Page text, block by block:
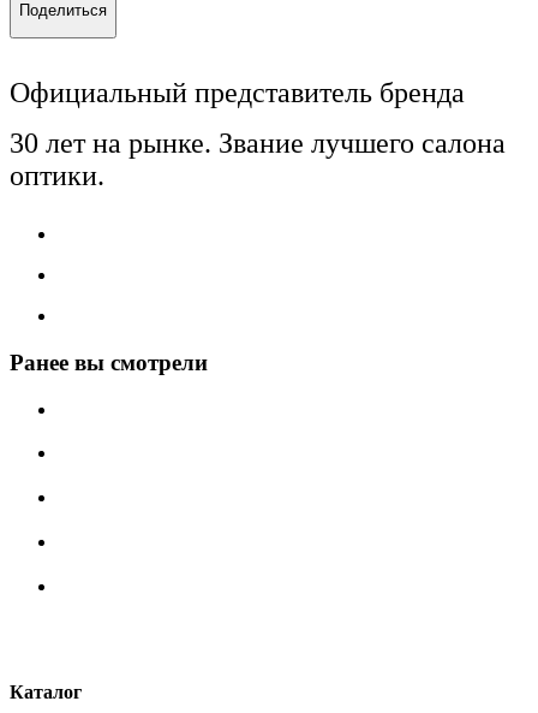
Поделиться
Официальный представитель бренда
30 лет на рынке. Звание лучшего салона
оптики.
Ранее вы смотрели
Каталог